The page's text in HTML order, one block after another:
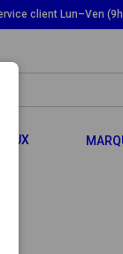
client Lun–Ven
TOGGLE